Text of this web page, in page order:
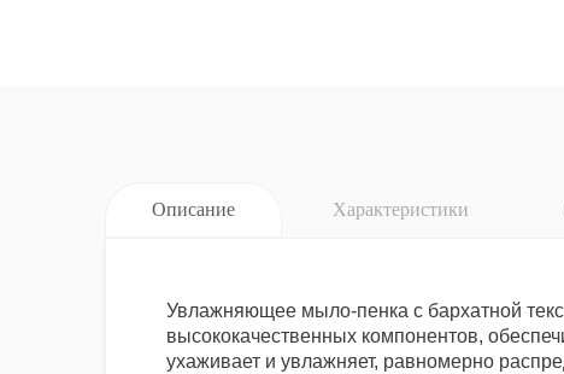
Описание Характеристики
Увлажняющее мыло-пенка с бархатной
высококачественных компонентов,
ухаживает и увлажняет, равномерно